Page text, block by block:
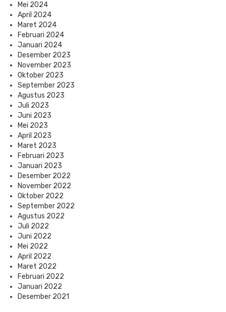
Mei 2024
April 2024
Maret 2024
Februari 2024
Januari 2024
Desember 2023
November 2023
Oktober 2023
September 2023
Agustus 2023
Juli 2023
Juni 2023
Mei 2023
April 2023
Maret 2023
Februari 2023
Januari 2023
Desember 2022
November 2022
Oktober 2022
September 2022
Agustus 2022
Juli 2022
Juni 2022
Mei 2022
April 2022
Maret 2022
Februari 2022
Januari 2022
Desember 2021